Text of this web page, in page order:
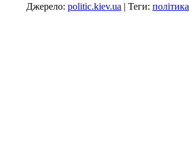
Джерело: politic.kiev.ua | Теги: політика